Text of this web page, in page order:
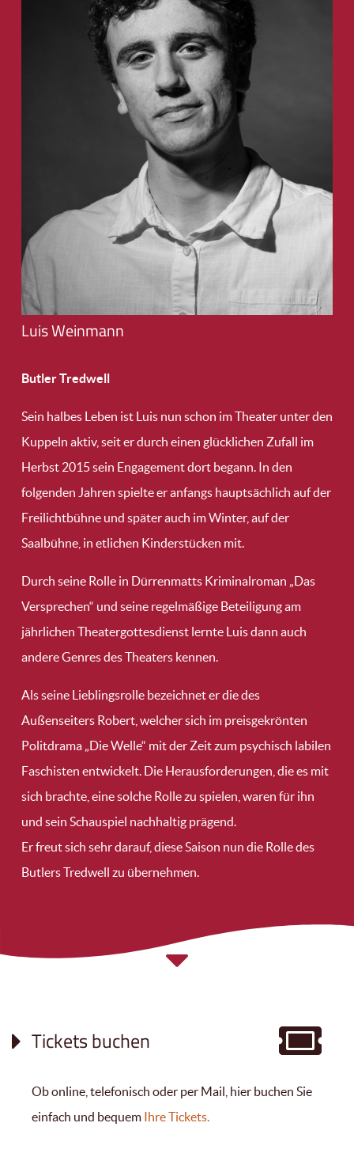
Luis Weinmann
Butler Tredwell
Sein halbes Leben ist Luis nun schon im Theater unter den
Kuppeln aktiv, seit er durch einen glücklichen Zufall im
Herbst 2015 sein Engagement dort begann. In den
folgenden Jahren spielte er anfangs hauptsächlich auf der
Freilichtbühne und später auch im Winter, auf der
Saalbühne, in etlichen Kinderstücken mit.
Durch seine Rolle in Dürrenmatts Kriminalroman „Das
Versprechen“ und seine regelmäßige Beteiligung am
jährlichen Theatergottesdienst lernte Luis dann auch
andere Genres des Theaters kennen.
Als seine Lieblingsrolle bezeichnet er die des
Außenseiters Robert, welcher sich im preisgekrönten
Politdrama „Die Welle“ mit der Zeit zum psychisch labilen
Faschisten entwickelt. Die Herausforderungen, die es mit
sich brachte, eine solche Rolle zu spielen, waren für ihn
und sein Schauspiel nachhaltig prägend.
Er freut sich sehr darauf, diese Saison nun die Rolle des
Butlers Tredwell zu übernehmen.
Tickets buchen
Ob online, telefonisch oder per Mail, hier buchen Sie
einfach und bequem Ihre Tickets.